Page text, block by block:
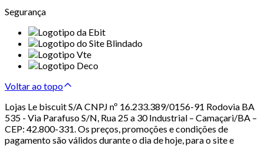
Segurança
Voltar ao topo
Lojas Le biscuit S/A CNPJ nº 16.233.389/0156-91 Rodovia BA
535 - Via Parafuso S/N, Rua 25 a 30 Industrial – Camaçari/BA –
CEP: 42.800-331. Os preços, promoções e condições de
pagamento são válidos durante o dia de hoje, para o site e